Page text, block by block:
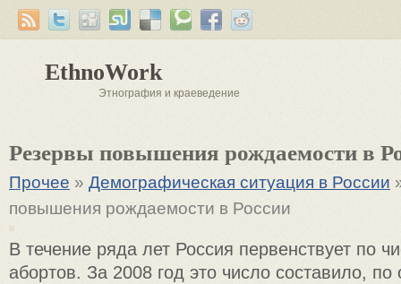
EthnoWork
Этнография и краеведение
Резервы повышения рождаемости в
Прочее » Демографическая ситуация в России
повышения рождаемости в России
В течение ряда лет Россия первенствует по
абортов. За 2008 год это число составило,